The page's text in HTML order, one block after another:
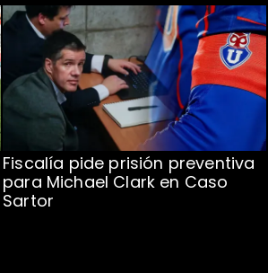
Fiscalía pide prisión preventiva
para Michael Clark en Caso
Sartor